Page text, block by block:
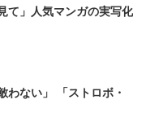
て」人気マンガの実写化
わない」 「ストロボ・